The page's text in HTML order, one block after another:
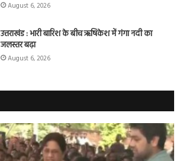
August 6, 2026
उत्तराखंड : भारी बारिश के बीच ऋषिकेश में गंगा नदी का
जलस्तर बढ़ा
August 6, 2026